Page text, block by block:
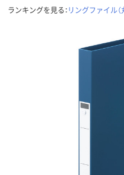
ランキングを見る：リングファイル（